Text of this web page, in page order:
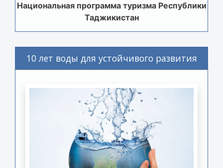
Национальная программа туризма Республики
Таджикистан
10 лет воды для устойчивого развития